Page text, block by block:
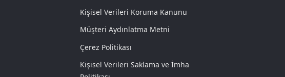
Kişisel Verileri Koruma Kanunu
Müşteri Aydınlatma Metni
Çerez Politikası
Kişisel Verileri Saklama ve İmha